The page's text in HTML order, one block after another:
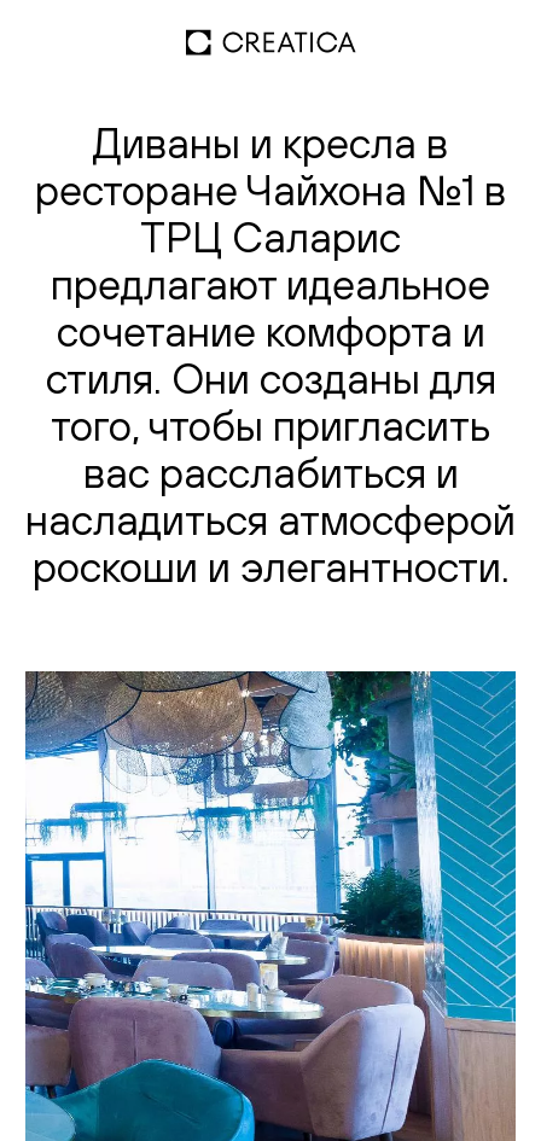
Дизайнерам
Диваны и кресла в
ресторане Чайхона №1 в
ТРЦ Саларис
предлагают идеальное
сочетание комфорта и
стиля. Они созданы для
того, чтобы пригласить
вас расслабиться и
насладиться атмосферой
роскоши и элегантности.